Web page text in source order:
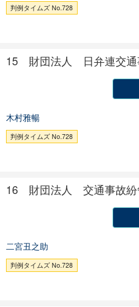
判例タイムズ No.728
15 財団法人 日弁連交通
木村雅暢
判例タイムズ No.728
16 財団法人 交通事故紛
二宮丑之助
判例タイムズ No.728